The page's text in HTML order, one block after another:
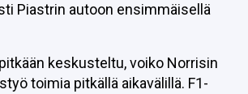
Piastrin autoon ensimmäisellä
keskusteltu, voiko Norrisin
toimia pitkällä aikavälillä. F1-